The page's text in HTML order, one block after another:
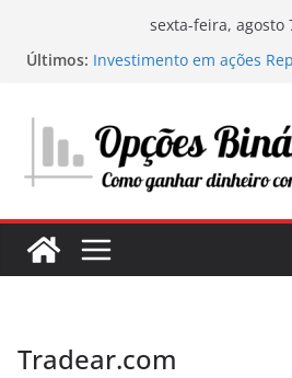
sexta-feira, agosto
Últimos: Investimento em ações
Minha experiência
dados: a infraestrutura
Onde e o que investir em
pessoal para maximizar
seu potencial de
Tradear.com